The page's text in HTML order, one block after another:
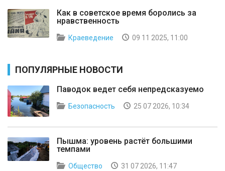
Как в советское время боролись за
нравственность
Краеведение 09 11 2025, 11:00
ПОПУЛЯРНЫЕ НОВОСТИ
Паводок ведет себя непредсказуемо
Безопасность 25 07 2026, 10:34
Пышма: уровень растёт большими
темпами
Общество 31 07 2026, 11:47